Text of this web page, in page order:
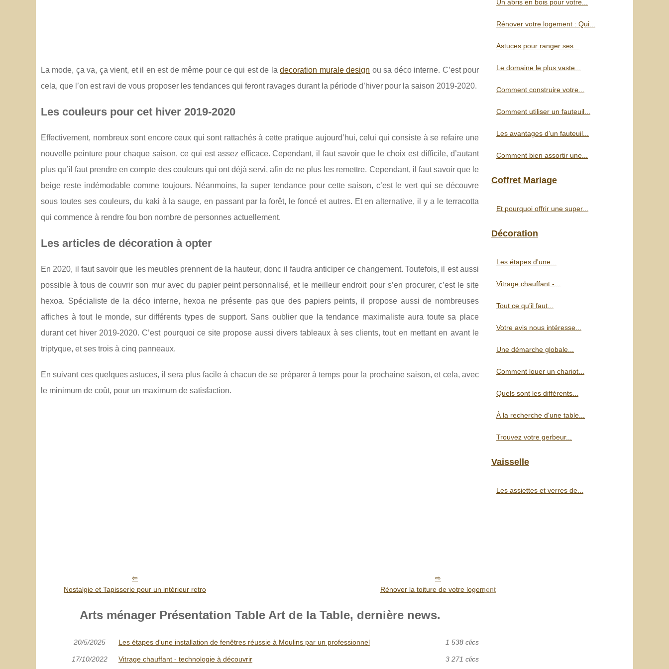
La mode, ça va, ça vient, et il en est de même pour ce qui est de ladecoration murale design ou sa déco interne. C’est pour
cela, que l’on est ravi de vous proposer les tendances qui feront ravages durant la période d’hiver pour la saison 2019-2020.
Les couleurs pour cet hiver 2019-2020
Effectivement, nombreux sont encore ceux qui sont rattachés à cette pratique aujourd’hui, celui qui consiste à se refaire une
nouvelle peinture pour chaque saison, ce qui est assez efficace. Cependant, il faut savoir que le choix est difficile, d’autant
plus qu’il faut prendre en compte des couleurs qui ont déjà servi, afin de ne plus les remettre. Cependant, il faut savoir que le
beige reste indémodable comme toujours. Néanmoins, la super tendance pour cette saison, c’est le vert qui se découvre
sous toutes ses couleurs, du kaki à la sauge, en passant par la forêt, le foncé et autres. Et en alternative, il y a le terracotta
qui commence à rendre fou bon nombre de personnes actuellement.
Les articles de décoration à opter
En 2020, il faut savoir que les meubles prennent de la hauteur, donc il faudra anticiper ce changement. Toutefois, il est aussi
possible à tous de couvrir son mur avec du papier peint personnalisé, et le meilleur endroit pour s’en procurer, c’est le site
hexoa. Spécialiste de la déco interne, hexoa ne présente pas que des papiers peints, il propose aussi de nombreuses
affiches à tout le monde, sur différents types de support. Sans oublier que la tendance maximaliste aura toute sa place
durant cet hiver 2019-2020. C’est pourquoi ce site propose aussi divers tableaux à ses clients, tout en mettant en avant le
triptyque, et ses trois à cinq panneaux.
En suivant ces quelques astuces, il sera plus facile à chacun de se préparer à temps pour la prochaine saison, et cela, avec
le minimum de coût, pour un maximum de satisfaction.
Nostalgie et Tapisserie pour un intérieur retro Rénover la toiture de votre logement
Arts ménager Présentation Table Art de la Table, dernière news.
20/5/2025 Les étapes d'une installation de fenêtres réussie à Moulins par un professionnel 1 538 clics
17/10/2022 Vitrage chauffant - technologie à découvrir 3 271 clics
Un abris en bois pour votre...
Rénover votre logement : Qui...
Astuces pour ranger ses...
Le domaine le plus vaste...
Comment construire votre...
Comment utiliser un fauteuil...
Les avantages d'un fauteuil...
Comment bien assortir une...
Coffret Mariage
Et pourquoi offrir une super...
Décoration
Les étapes d'une...
Vitrage chauffant -...
Tout ce qu’il faut...
Votre avis nous intéresse...
Une démarche globale...
Comment louer un chariot...
Quels sont les différents...
À la recherche d'une table...
Trouvez votre gerbeur...
Vaisselle
Les assiettes et verres de...